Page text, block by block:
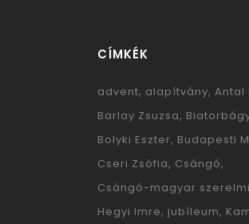
CÍMKÉK
advent alapítvány Antal
Barlay Zsuzsa
Bolyki Eszter Budapesti
Cseri Zsófia Csángó
Csángó-magyar
Hegyi Imre jubíleum